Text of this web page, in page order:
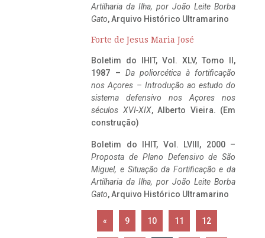
Artilharia da Ilha, por João Leite Borba
Gato, Arquivo Histórico Ultramarino
Forte de Jesus Maria José
Boletim do IHIT, Vol. XLV, Tomo II,
1987 – Da poliorcética à fortificação
nos Açores – Introdução ao estudo do
sistema defensivo nos Açores nos
séculos XVI-XIX, Alberto Vieira. (Em
construção)
Boletim do IHIT, Vol. LVIII, 2000 –
Proposta de Plano Defensivo de São
Miguel, e Situação da Fortificação e da
Artilharia da Ilha, por João Leite Borba
Gato, Arquivo Histórico Ultramarino
« 9 10 11 12